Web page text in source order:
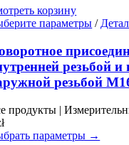
товара.
корзину
параметры Этот
имеет
Опции
/
резьбой
резьбой
продукты |
параметры →